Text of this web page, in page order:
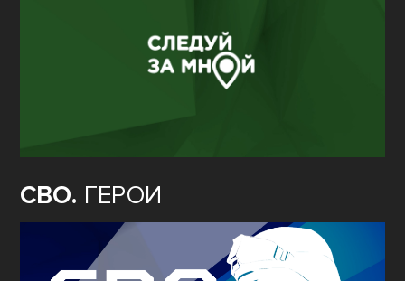
СВО. ГЕРОИ